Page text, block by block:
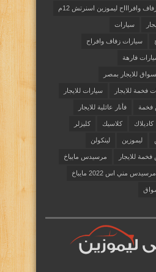
وافراااح ليموزين اسنرتش 12م
سيارات
سيارات زفاف وافراح
فارهة
للايجار بمصر
فخمة للايجار سيارات للايجار
فخمة فأنار عائلية للايجار
كاديلاك كلاسيك كليزلر
ليموزين لينكولن
للايجار مرسيدس مايباخ
مرسيدس مني اس 2022 مايباخ